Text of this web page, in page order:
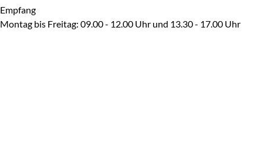
Empfang
Montag bis Freitag: 09.00 - 12.00 Uhr und 13.30 - 17.00 Uhr